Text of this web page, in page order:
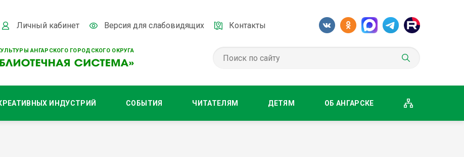
АНГАРСКОГО ГОРОДСКОГО ОКРУГА
Личный кабинет Версия для слабовидящих Контакты
ИНДУСТРИЙ СОБЫТИЯ ЧИТАТЕЛЯМ ДЕТЯМ ОБ АНГАРСКЕ